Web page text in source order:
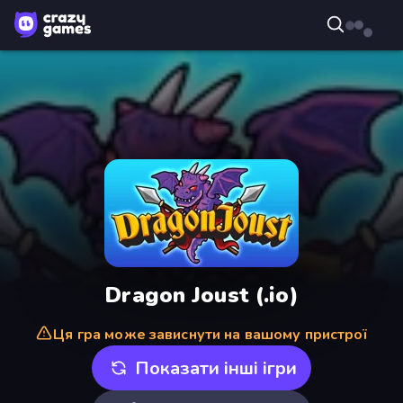
Dragon Joust (.io)
Ця гра може зависнути на вашому пристрої
Показати інші ігри